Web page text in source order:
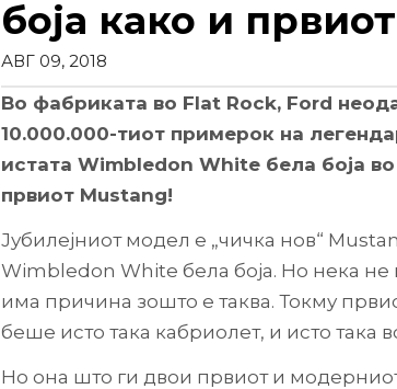
боја како и
АВГ 09, 2018
Во фабриката во Flat Rock, Ford
10.000.000-тиот примерок на
истата Wimbledon White бела боја
првиот Mustang!
Јубилејниот модел е „чичка нов“
Wimbledon White бела боја. Но нека не
има причина зошто е таква. Токму
беше исто така кабриолет, и исто така
Но она што ги двои првиот и